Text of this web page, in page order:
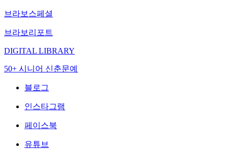
브라보스페셜
브라보리포트
DIGITAL LIBRARY
50+ 시니어 신춘문예
블로그
인스타그램
페이스북
유튜브